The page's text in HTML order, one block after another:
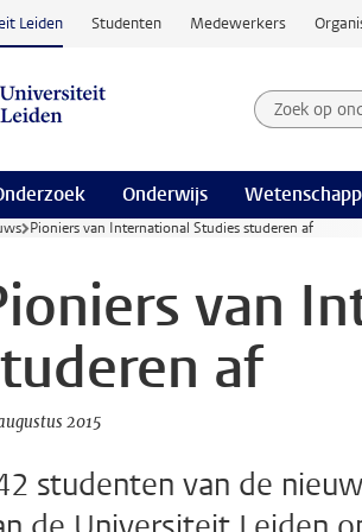
Leiden Studenten Medewerkers
Zoek op
Zoekterm
Onderwijs
Pioniers van International Studies studeren af
van
af
2015
studenten van de